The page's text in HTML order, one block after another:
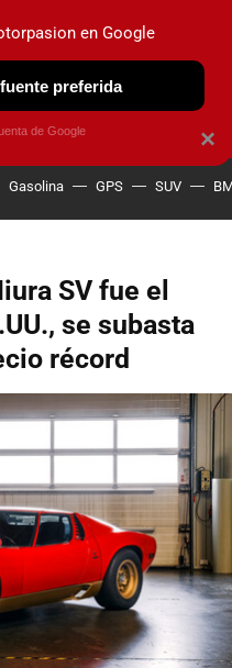
OBSERVATORIO
Gasolina GPS SUV
SV fue el
se subasta
récord
×
en Google
preferida
de Google